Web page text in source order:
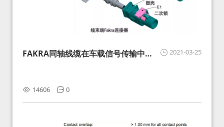
2021-03-25
FAKRA同轴线缆在车载信号传输中的
14606 0